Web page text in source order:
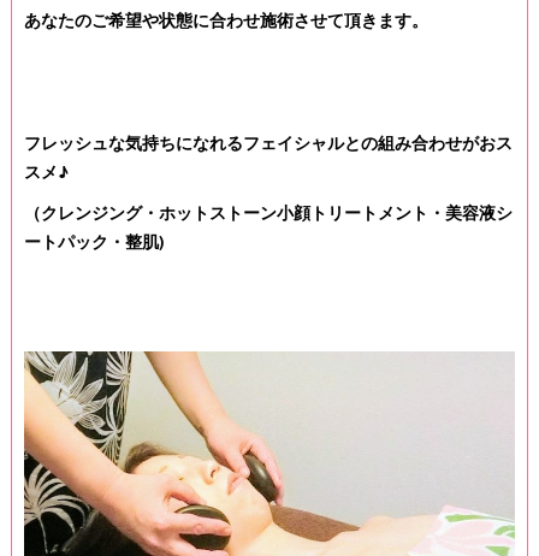
あなたのご希望や状態に合わせ施術させて頂きます。
フレッシュな気持ちになれるフェイシャルとの組み合わせがおス
スメ♪
（クレンジング・ホットストーン小顔トリートメント・美容液シ
ートパック・整肌)